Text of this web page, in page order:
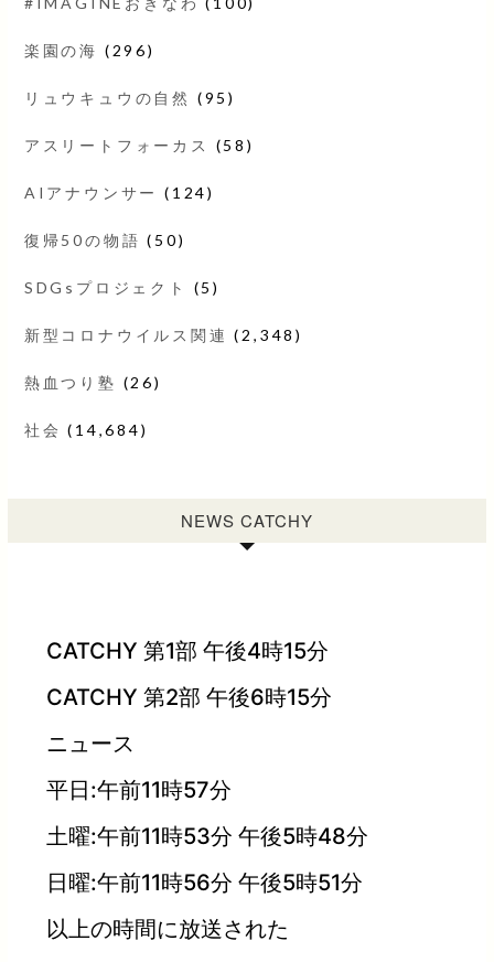
楽園の海 (296)
リュウキュウの自然 (95)
アスリートフォーカス (58)
AIアナウンサー (124)
復帰50の物語 (50)
SDGsプロジェクト (5)
新型コロナウイルス関連 (2,348)
熱血つり塾 (26)
社会 (14,684)
NEWS CATCHY
CATCHY 第1部 午後4時15分
CATCHY 第2部 午後6時15分
ニュース
平日:午前11時57分
土曜:午前11時53分 午後5時48分
日曜:午前11時56分 午後5時51分
以上の時間に放送された